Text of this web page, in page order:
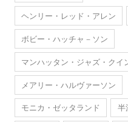
ヘンリー・レッド・アレン
ボビー・ハッチャ－ソン
マンハッタン・ジャズ・クイ
メアリー・ハルヴァーソン
モニカ・ゼッタランド
半